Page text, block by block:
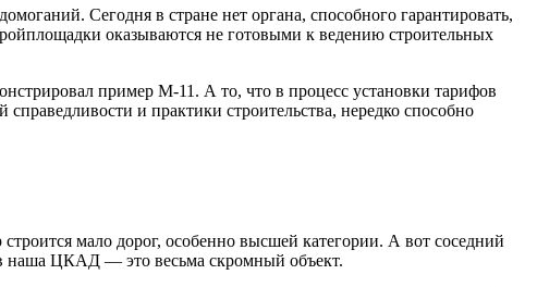
Сегодня в стране нет органа, способного гарантировать,
оказываются не готовыми к ведению строительных
пример М-11. А то, что в процесс установки тарифов
и практики строительства, нередко способно
мало дорог, особенно высшей категории. А вот соседний
наша ЦКАД — это весьма скромный объект.